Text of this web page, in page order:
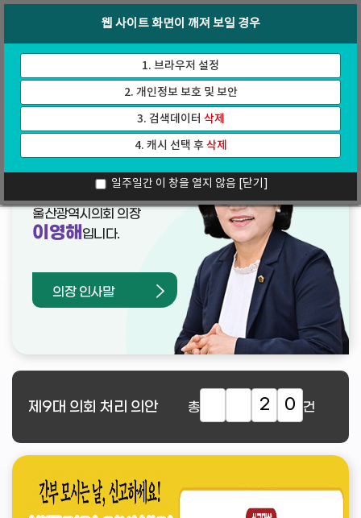
가
기
인터넷방송
웹 사이트 화면이 깨져 보일 경우
1. 브라우저 설정
2. 개인정보 보호 및 보안
3. 검색데이터 삭제
4. 캐시 선택 후삭제
일주일간 이 창을 열지 않음 [닫기]
열린의장실
울산광역시의회 의장
이영해 입니다.
의장 인사말
제9대 의회 처리 의안 총 2 0 건